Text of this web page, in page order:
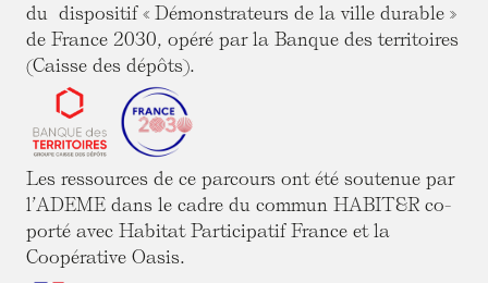
du dispositif « Démonstrateurs de la ville durable »
de France 2030, opéré par la Banque des territoires
(Caisse des dépôts).
Les ressources de ce parcours ont été soutenue par
l’ADEME dans le cadre du commun HABIT&R co-
porté avec Habitat Participatif France et la
Coopérative Oasis.